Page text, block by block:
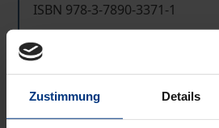
Zustimmung Details
ISBN 978-3-7890-3371-1
Not available
Add to Cart